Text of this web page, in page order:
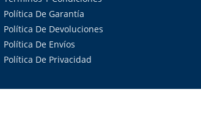
Política De Garantía
Política De Devoluciones
Política De Envíos
Política De Privacidad